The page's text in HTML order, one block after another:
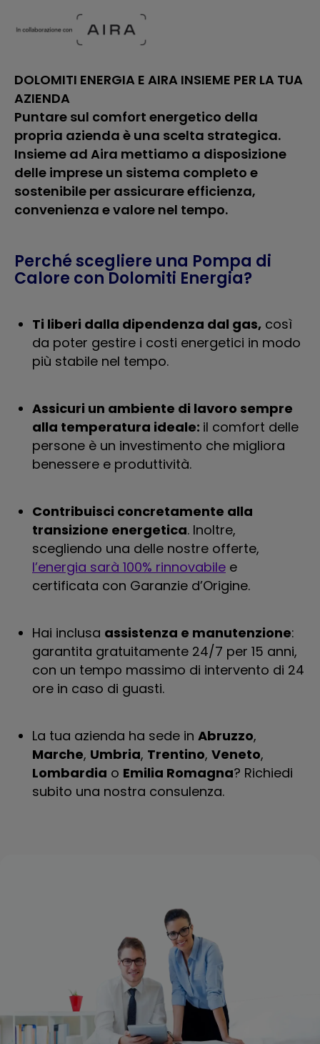
DOLOMITI ENERGIA E AIRA INSIEME PER LA TUA
AZIENDA
Puntare sul comfort energetico della
propria azienda è una scelta strategica.
Insieme ad Aira mettiamo a disposizione
delle imprese un sistema completo e
sostenibile per assicurare efficienza,
convenienza e valore nel tempo.
Perché scegliere una Pompa di
Calore con Dolomiti Energia?
Ti liberi dalla dipendenza dal gas, così
da poter gestire i costi energetici in modo
più stabile nel tempo.
Assicuri un ambiente di lavoro sempre
alla temperatura ideale: il comfort delle
persone è un investimento che migliora
benessere e produttività.
Contribuisci concretamente alla
transizione energetica. Inoltre,
scegliendo una delle nostre offerte,
l’energia sarà 100% rinnovabile e
certificata con Garanzie d’Origine.
Hai inclusa assistenza e manutenzione:
garantita gratuitamente 24/7 per 15 anni,
con un tempo massimo di intervento di 24
ore in caso di guasti.
La tua azienda ha sede in Abruzzo,
Marche, Umbria, Trentino, Veneto,
Lombardia o Emilia Romagna? Richiedi
subito una nostra consulenza.